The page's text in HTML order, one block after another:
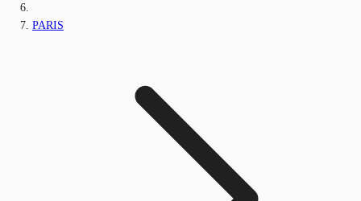
PARIS